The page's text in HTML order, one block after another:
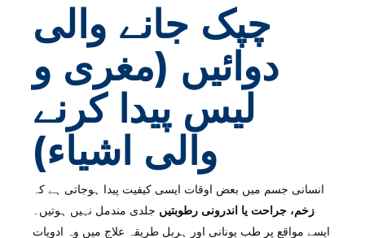
چپک جانے والی
دوائیں (مغری و
لیس پیدا کرنے
والی اشیاء)
انسانی جسم میں بعض اوقات ایسی کیفیت پیدا ہوجاتی ہے کہ
زخم، جراحت یا اندرونی رطوبتیں جلدی مندمل نہیں ہوتیں۔
ایسے مواقع پر طبِ یونانی اور ہربل طریقہ علاج میں وہ ادویات